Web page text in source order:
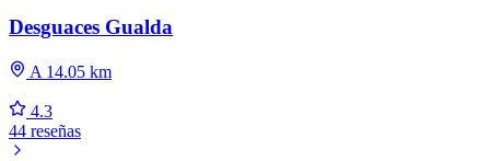
Desguaces Gualda
A 14.05 km
4.3
44 reseñas